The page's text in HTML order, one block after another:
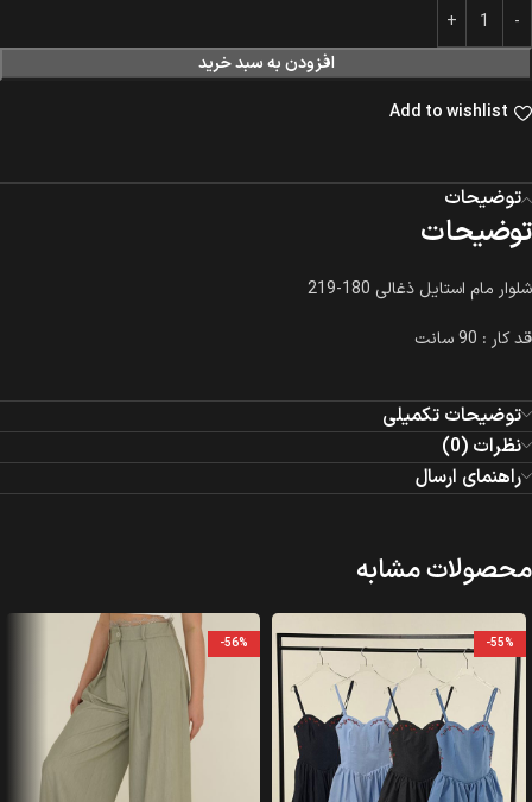
افزودن به سبد خرید
Add to wishlist
توضیحات
توضیحات
شلوار مام استایل ذغالی 180-219
قد کار : 90 سانت
توضیحات تکمیلی
نظرات (0)
راهنمای ارسال
محصولات مشابه
-55%
-56%